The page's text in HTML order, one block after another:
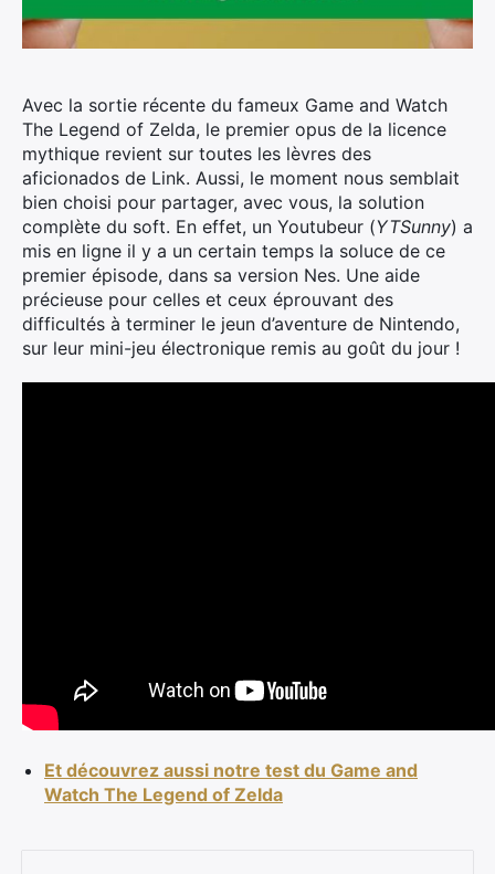
Avec la sortie récente du fameux Game and Watch
The Legend of Zelda, le premier opus de la licence
mythique revient sur toutes les lèvres des
aficionados de Link. Aussi, le moment nous semblait
bien choisi pour partager, avec vous, la solution
complète du soft. En effet, un Youtubeur (YTSunny) a
mis en ligne il y a un certain temps la soluce de ce
premier épisode, dans sa version Nes. Une aide
précieuse pour celles et ceux éprouvant des
difficultés à terminer le jeun d’aventure de Nintendo,
sur leur mini-jeu électronique remis au goût du jour !
Et découvrez aussi notre test du Game and
Watch The Legend of Zelda